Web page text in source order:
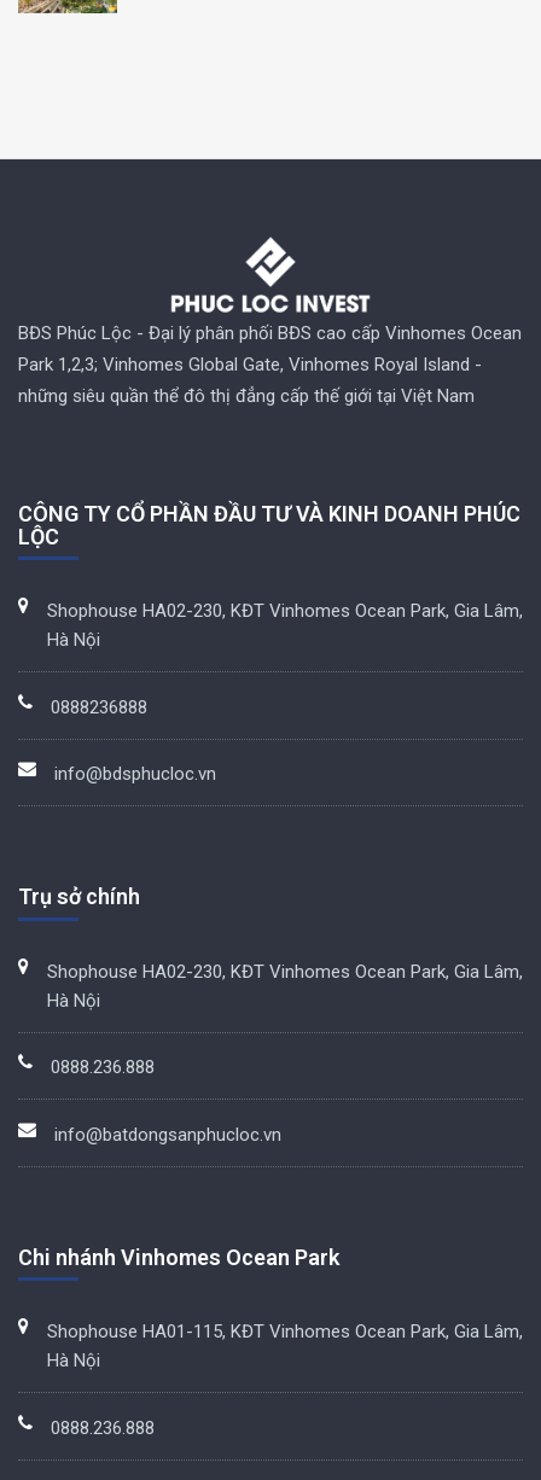
BĐS Phúc Lộc - Đại lý phân phối BĐS cao cấp Vinhomes Ocean
Park 1,2,3; Vinhomes Global Gate, Vinhomes Royal Island -
những siêu quần thể đô thị đẳng cấp thế giới tại Việt Nam
CÔNG TY CỔ PHẦN ĐẦU TƯ VÀ KINH DOANH PHÚC
LỘC
Shophouse HA02-230, KĐT Vinhomes Ocean Park, Gia Lâm,
Hà Nội
0888236888
info@bdsphucloc.vn
Trụ sở chính
Shophouse HA02-230, KĐT Vinhomes Ocean Park, Gia Lâm,
Hà Nội
0888.236.888
info@batdongsanphucloc.vn
Chi nhánh Vinhomes Ocean Park
Shophouse HA01-115, KĐT Vinhomes Ocean Park, Gia Lâm,
Hà Nội
0888.236.888